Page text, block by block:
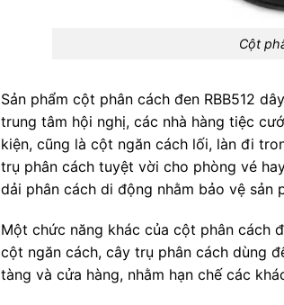
Cột
Sản phẩm cột phân cách đen RBB512
trung tâm hội nghị, các nhà hàng tiệc
kiện, cũng là cột ngăn cách lối, làn đi
trụ phân cách tuyệt vời cho phòng vé
dải phân cách di động nhằm bảo vệ sản
Một chức năng khác của cột phân cách
cột ngăn cách, cây trụ phân cách dùng
tàng và cửa hàng, nhằm hạn chế các